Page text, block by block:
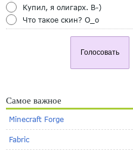
Купил, я олигарх. B-)
Что такое скин? O_o
Голосовать
Самое важное
Minecraft Forge
Fabric